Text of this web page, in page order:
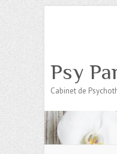
Psy
Cabinet de